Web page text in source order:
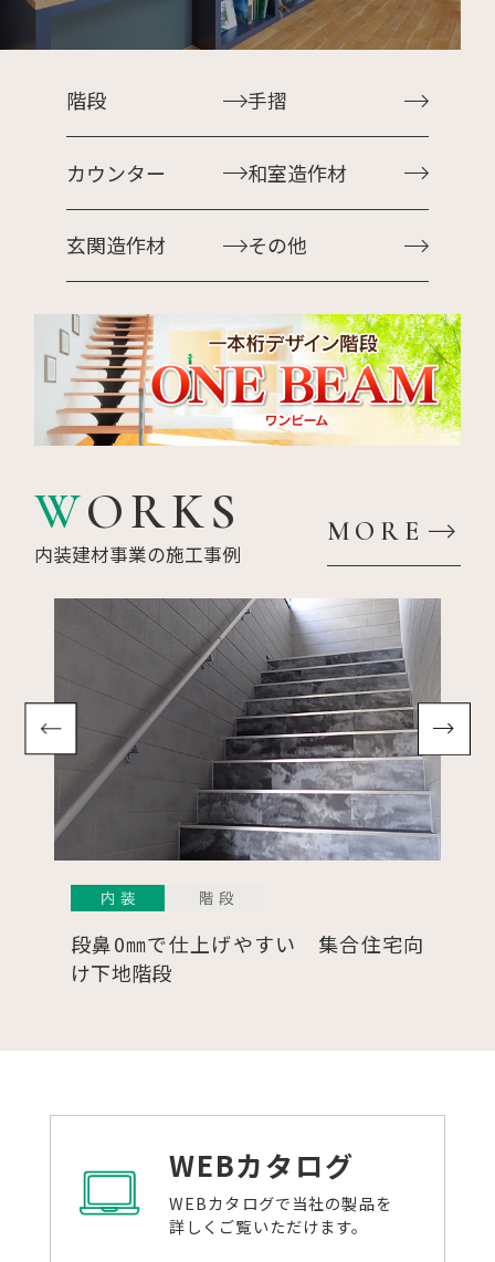
階段
カウンター
玄関造作材
手摺
和室造作材
その他
WORKS
内装建材事業の施工事例
MORE
掘りごたつ書斎のある空間と、光を通
すスチール階段
WEBカタログ
WEBカタログで当社の製品を
詳しくご覧いただけます。